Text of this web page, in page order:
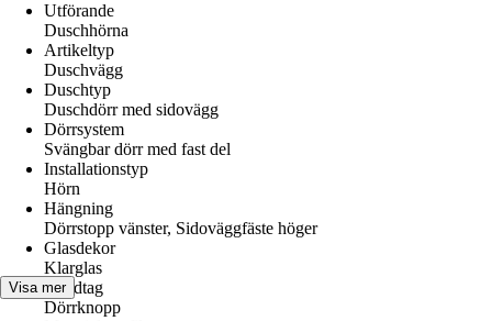
Utförande
Duschhörna
Artikeltyp
Duschvägg
Duschtyp
Duschdörr med sidovägg
Dörrsystem
Svängbar dörr med fast del
Installationstyp
Hörn
Hängning
Dörrstopp vänster, Sidoväggfäste höger
Glasdekor
Klarglas
Handtag
Dörrknopp
Visa mer